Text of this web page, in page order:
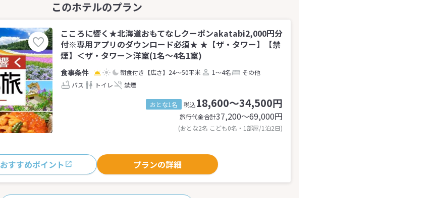
こころに響く★北海道おもてなしクーポンakatabi2,000円分
付※専用アプリのダウンロード必須★ ★【ザ・タワー】【禁
煙】＜ザ・タワー＞洋室(1名～4名1室)
朝食付き 【広さ】24～50平米 1～4名
その他
バス
トイレ 禁煙
おとな1名 税込18,600～34,500円
旅行代金合計37,200〜69,000円
(おとな2名 こども0名・1部屋/1泊2日)
おすすめポイント プランの詳細